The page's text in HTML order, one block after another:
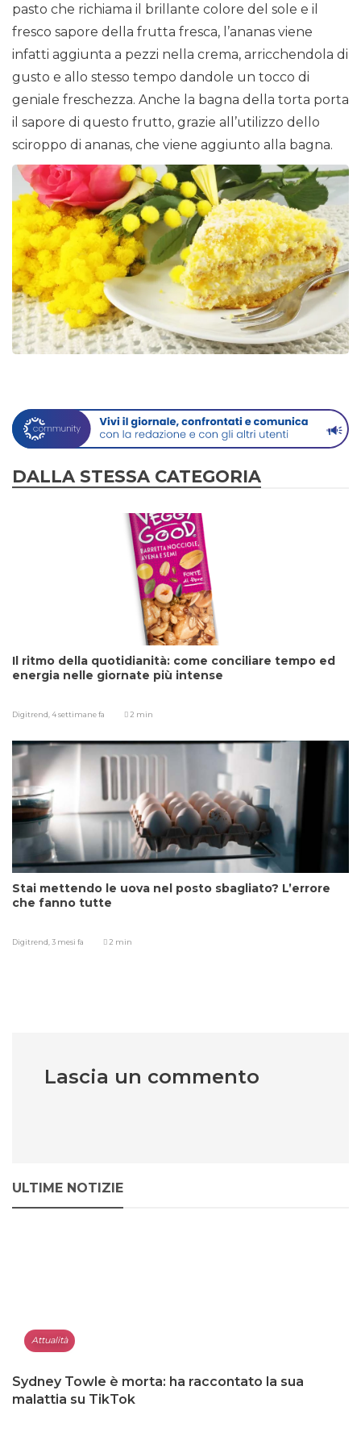
pasto che richiama il brillante colore del sole e il
fresco sapore della frutta fresca, l’ananas viene
infatti aggiunta a pezzi nella crema, arricchendola di
gusto e allo stesso tempo dandole un tocco di
geniale freschezza. Anche la bagna della torta porta
il sapore di questo frutto, grazie all’utilizzo dello
sciroppo di ananas, che viene aggiunto alla bagna.
DALLA STESSA CATEGORIA
Il ritmo della quotidianità: come conciliare tempo ed
energia nelle giornate più intense
Digitrend, 4 settimane fa 2 min
Stai mettendo le uova nel posto sbagliato? L’errore
che fanno tutte
Digitrend, 3 mesi fa 2 min
Lascia un commento
ULTIME NOTIZIE
Attualità
Sydney Towle è morta: ha raccontato la sua
malattia su TikTok